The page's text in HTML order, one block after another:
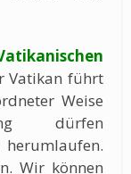
Vatikan führt
Weise
dürfen
Wir können